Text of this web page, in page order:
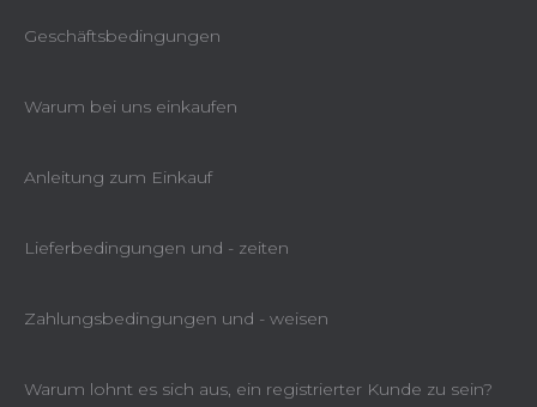
Geschäftsbedingungen
Warum bei uns einkaufen
Anleitung zum Einkauf
Lieferbedingungen und - zeiten
Zahlungsbedingungen und - weisen
Warum lohnt es sich aus, ein registrierter Kunde zu sein?